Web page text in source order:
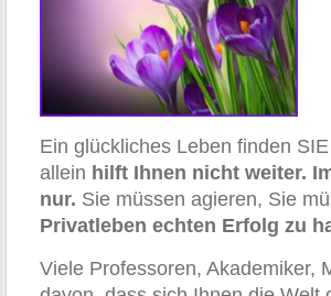
Ein glückliches Leben finden
allein hilft Ihnen nicht weiter.
nur. Sie müssen agieren, Sie
Privatleben echten Erfolg zu
Viele Professoren, Akademiker,